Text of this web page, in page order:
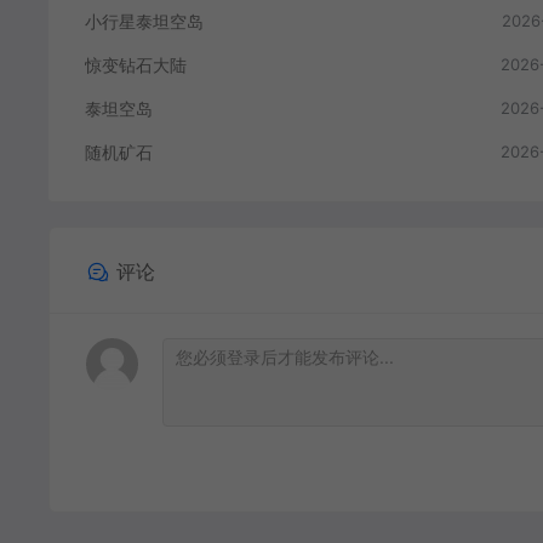
小行星泰坦空岛
惊变钻石大陆
泰坦空岛
随机矿石
评论